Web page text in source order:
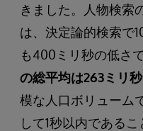
きました。人物検索
は、決定論的検索で
も400ミリ秒の低さで
の総平均は263ミリ秒
模な人口ボリューム
して1秒以内である